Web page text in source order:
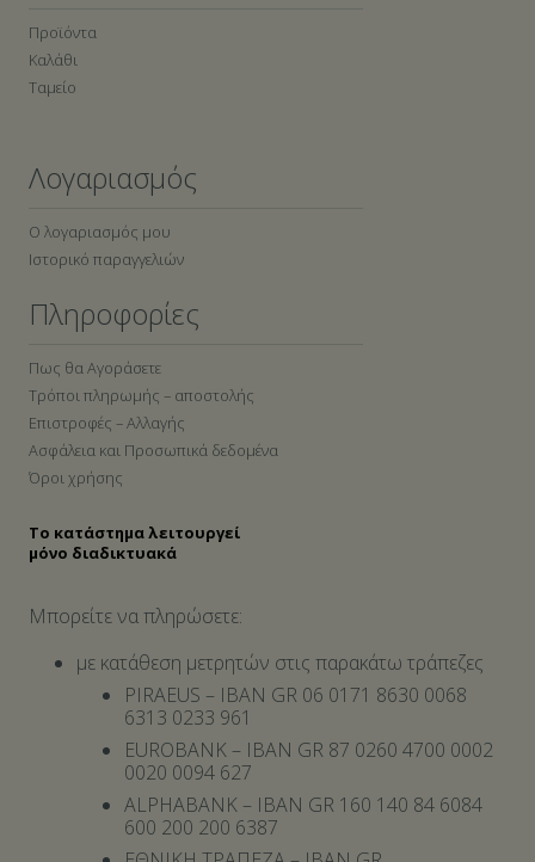
Προϊόντα
Καλάθι
Ταμείο
Λογαριασμός
Ο λογαριασμός μου
Ιστορικό παραγγελιών
Πληροφορίες
Πως θα Αγοράσετε
Τρόποι πληρωμής – αποστολής
Επιστροφές – Αλλαγής
Ασφάλεια και Προσωπικά δεδομένα
Όροι χρήσης
Το κατάστημα λειτουργεί
μόνο διαδικτυακά
Μπορείτε να πληρώσετε:
με κατάθεση μετρητών στις παρακάτω τράπεζες
PIRAEUS – IBAN GR 06 0171 8630 0068
6313 0233 961
EUROBANK – IBAN GR 87 0260 4700 0002
0020 0094 627
ALPHABANK – IBAN GR 160 140 84 6084
600 200 200 6387